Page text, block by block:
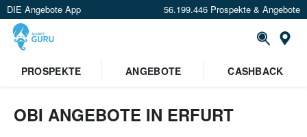
DIE Angebote App 56.199.446 Prospekte & Angebote
PROSPEKTE
ANGEBOTE CASHBACK
OBI ANGEBOTE IN ERFURT